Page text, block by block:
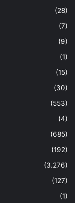
(28)
(7)
(9)
(1)
(15)
(30)
(553)
(4)
(685)
(192)
(3.276)
(127)
(1)